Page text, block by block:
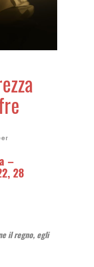
–
28
il regno, egli